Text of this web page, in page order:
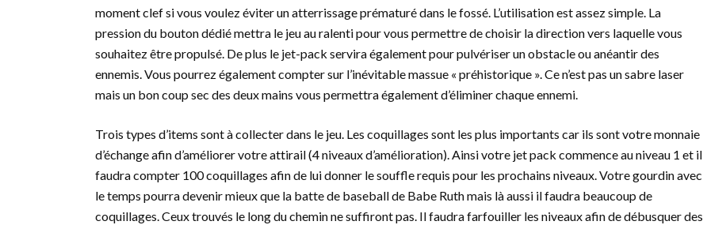
moment clef si vous voulez éviter un atterrissage prématuré dans le fossé. L’utilisation est assez simple. La
pression du bouton dédié mettra le jeu au ralenti pour vous permettre de choisir la direction vers laquelle vous
souhaitez être propulsé. De plus le jet-pack servira également pour pulvériser un obstacle ou anéantir des
ennemis. Vous pourrez également compter sur l’inévitable massue « préhistorique ». Ce n’est pas un sabre laser
mais un bon coup sec des deux mains vous permettra également d’éliminer chaque ennemi.
Trois types d’items sont à collecter dans le jeu. Les coquillages sont les plus importants car ils sont votre monnaie
d’échange afin d’améliorer votre attirail (4 niveaux d’amélioration). Ainsi votre jet pack commence au niveau 1 et il
faudra compter 100 coquillages afin de lui donner le souffle requis pour les prochains niveaux. Votre gourdin avec
le temps pourra devenir mieux que la batte de baseball de Babe Ruth mais là aussi il faudra beaucoup de
coquillages. Ceux trouvés le long du chemin ne suffiront pas. Il faudra farfouiller les niveaux afin de débusquer des